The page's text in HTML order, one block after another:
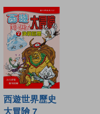
西遊世界歷史
大冒險 7